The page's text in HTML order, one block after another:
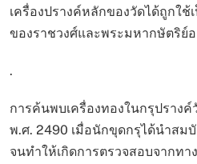
เครื่องปรางค์หลักของวัดได้ถูกใ
ของราชวงศ์และพระมหากษัตริย์
.
การค้นพบเครื่องทองในกรุปราง
พ.ศ. 2490 เมื่อนักขุดกรุได้นำสม
จนทำให้เกิดการตรวจสอบจากทา